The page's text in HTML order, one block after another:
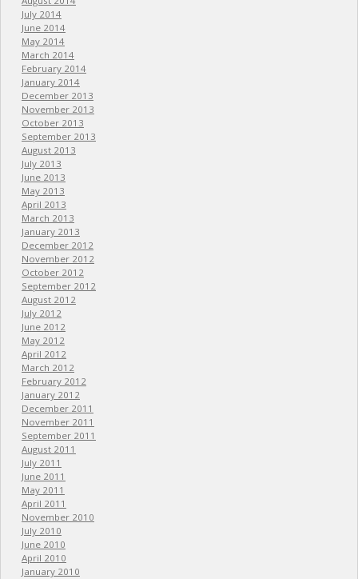
July 2014
June 2014
May 2014
March 2014
February 2014
January 2014
December 2013
November 2013
October 2013
September 2013
August 2013
July 2013
June 2013
May 2013
April 2013
March 2013
January 2013
December 2012
November 2012
October 2012
September 2012
August 2012
July 2012
June 2012
May 2012
April 2012
March 2012
February 2012
January 2012
December 2011
November 2011
September 2011
August 2011
July 2011
June 2011
May 2011
April 2011
November 2010
July 2010
June 2010
April 2010
January 2010